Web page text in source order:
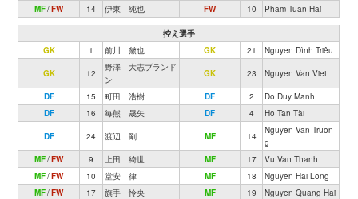
MF/FW 14 伊東 純也 FW 10 Pham Tuan Hai
控え選手
GK
1 前川 黛也 GK 21 Nguyen Dình Triêu
GK 12
野澤 大志ブランド
ン
GK 23 Nguyen Van Viet
DF 15 町田 浩樹 DF 2
Do Duy Manh
DF
16 毎熊 晟矢 DF 4 Ho Tan Tài
DF 24 渡辺 剛 MF 14
Nguyen Van Truon
g
MF/FW 9 上田 綺世 MF 17
Vu Van Thanh
MF/FW 10 堂安 律 MF 18
Nguyen Hai Long
MF/FW 17 旗手 怜央 MF 19
Nguyen Quang Hai